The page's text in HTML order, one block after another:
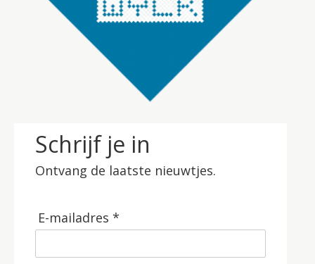
Schrijf je in
Ontvang de laatste nieuwtjes.
E-mailadres *